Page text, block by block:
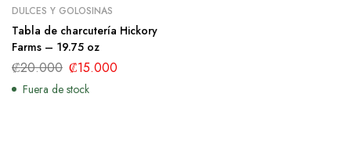
DULCES Y GOLOSINAS
Tabla de charcutería Hickory
Farms – 19.75 oz
₡20.000 ₡15.000
Fuera de stock